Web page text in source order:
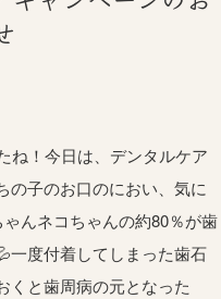
ね！今日は、デンタルケア
の子のお口のにおい、気に
んネコちゃんの約80％が歯
一度付着してしまった歯石
くと歯周病の元となった